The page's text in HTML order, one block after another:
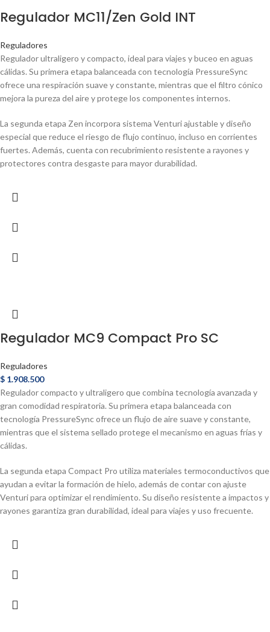
Regulador MC11/Zen Gold INT
Reguladores
Regulador ultraligero y compacto, ideal para viajes y buceo en aguas
cálidas. Su primera etapa balanceada con tecnología PressureSync
ofrece una respiración suave y constante, mientras que el filtro cónico
mejora la pureza del aire y protege los componentes internos.
La segunda etapa Zen incorpora sistema Venturi ajustable y diseño
especial que reduce el riesgo de flujo continuo, incluso en corrientes
fuertes. Además, cuenta con recubrimiento resistente a rayones y
protectores contra desgaste para mayor durabilidad.
Regulador MC9 Compact Pro SC
Reguladores
$ 1.908.500
Regulador compacto y ultraligero que combina tecnología avanzada y
gran comodidad respiratoria. Su primera etapa balanceada con
tecnología PressureSync ofrece un flujo de aire suave y constante,
mientras que el sistema sellado protege el mecanismo en aguas frías y
cálidas.
La segunda etapa Compact Pro utiliza materiales termoconductivos que
ayudan a evitar la formación de hielo, además de contar con ajuste
Venturi para optimizar el rendimiento. Su diseño resistente a impactos y
rayones garantiza gran durabilidad, ideal para viajes y uso frecuente.